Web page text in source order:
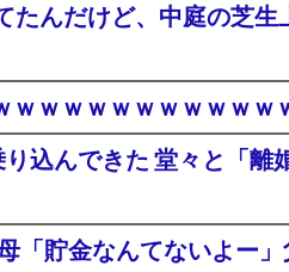
んだけど、中庭の芝
ｗｗｗｗｗｗｗｗｗｗｗ
込んできた 堂々と「
「貯金なんてないよー